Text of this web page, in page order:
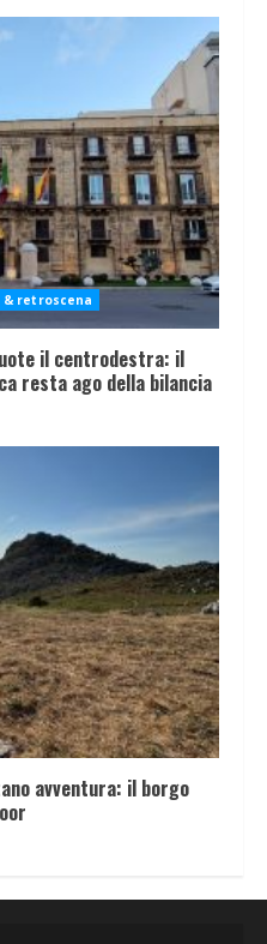
& retroscena
il centrodestra: il
resta ago della bilancia
avventura: il borgo